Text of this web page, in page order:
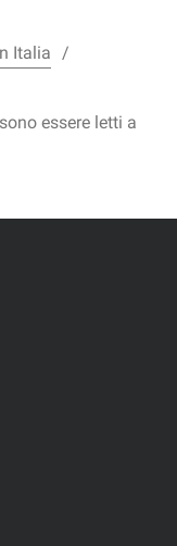
Italia
essere letti a